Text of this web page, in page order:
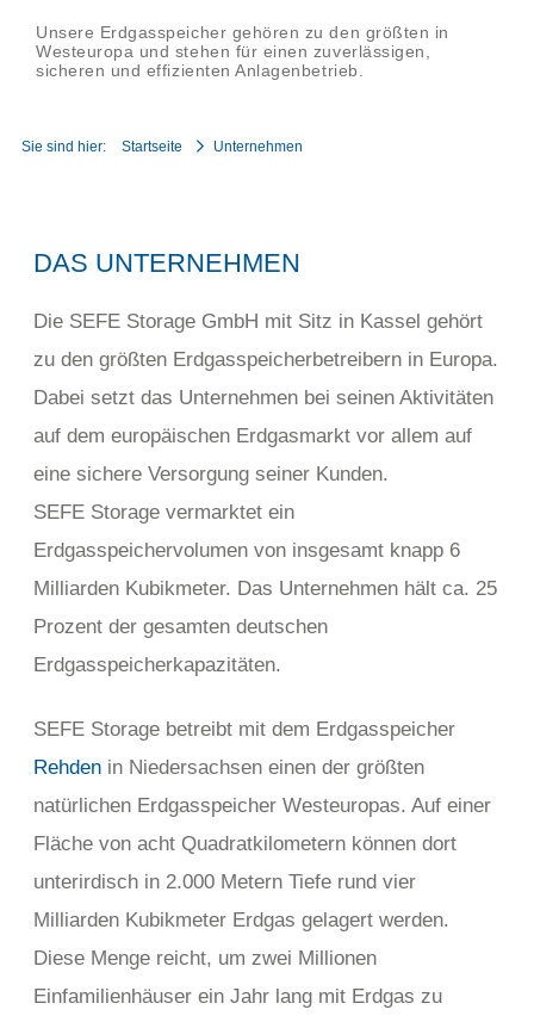
Unsere Erdgasspeicher gehören zu den größten in
Westeuropa und stehen für einen zuverlässigen,
sicheren und effizienten Anlagenbetrieb.
Sie sind hier: Startseite Unternehmen
DAS UNTERNEHMEN
Die SEFE Storage GmbH mit Sitz in Kassel gehört
zu den größten Erdgasspeicherbetreibern in Europa.
Dabei setzt das Unternehmen bei seinen Aktivitäten
auf dem europäischen Erdgasmarkt vor allem auf
eine sichere Versorgung seiner Kunden.
SEFE Storage vermarktet ein
Erdgasspeichervolumen von insgesamt knapp 6
Milliarden Kubikmeter. Das Unternehmen hält ca. 25
Prozent der gesamten deutschen
Erdgasspeicherkapazitäten.
SEFE Storage betreibt mit dem Erdgasspeicher
Rehden in Niedersachsen einen der größten
natürlichen Erdgasspeicher Westeuropas. Auf einer
Fläche von acht Quadratkilometern können dort
unterirdisch in 2.000 Metern Tiefe rund vier
Milliarden Kubikmeter Erdgas gelagert werden.
Diese Menge reicht, um zwei Millionen
Einfamilienhäuser ein Jahr lang mit Erdgas zu